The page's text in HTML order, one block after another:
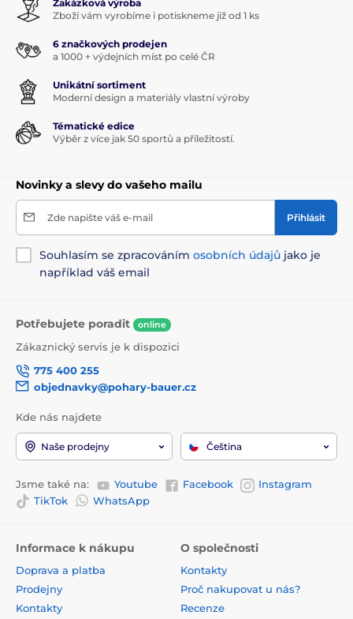
Zakázková výroba
Zboží vám vyrobíme i potiskneme již od 1 ks
6 značkových prodejen
a 1000 + výdejních míst po celé ČR
Unikátní sortiment
Moderní design a materiály vlastní výroby
Tématické edice
Výběr z více jak 50 sportů a příležitostí.
Novinky a slevy do vašeho mailu
Zde napište váš e-mail Přihlásit
Souhlasím se zpracováním osobních údajů jako je
například váš email
Potřebujete poradit online
Zákaznický servis je k dispozici
775 400 255
objednavky@pohary-bauer.cz
Kde nás najdete
Naše prodejny Čeština
Jsme také na: Youtube Facebook
Instagram
TikTok
WhatsApp
Informace k nákupu
Doprava a platba
Prodejny
Kontakty
O společnosti
Kontakty
Proč nakupovat u nás?
Recenze